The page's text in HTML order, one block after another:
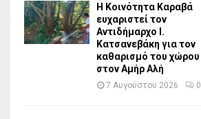
Η Κοινότητα Καραβά
ευχαριστεί τον
Αντιδήμαρχο Ι.
Κατσανεβάκη για τον
καθαρισμό του χώρου
στον Αμήρ Αλή
7 Αυγούστου 2026 0